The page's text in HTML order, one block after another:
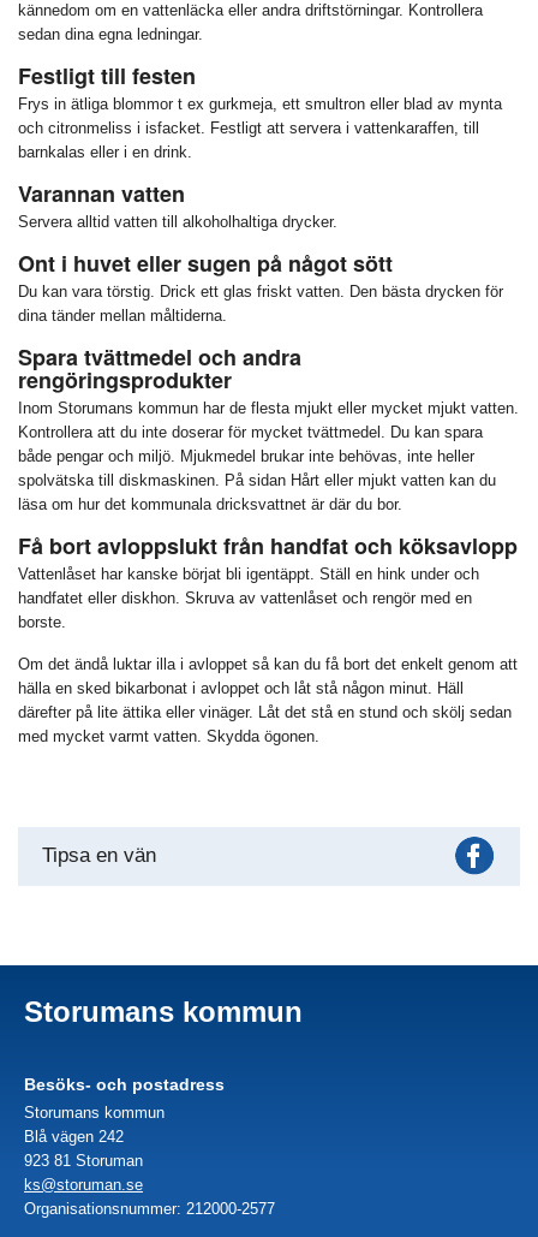
kännedom om en vattenläcka eller andra driftstörningar. Kontrollera
sedan dina egna ledningar.
Festligt till festen
Frys in ätliga blommor t ex gurkmeja, ett smultron eller blad av mynta
och citronmeliss i isfacket. Festligt att servera i vattenkaraffen, till
barnkalas eller i en drink.
Varannan vatten
Servera alltid vatten till alkoholhaltiga drycker.
Ont i huvet eller sugen på något sött
Du kan vara törstig. Drick ett glas friskt vatten. Den bästa drycken för
dina tänder mellan måltiderna.
Spara tvättmedel och andra
rengöringsprodukter
Inom Storumans kommun har de flesta mjukt eller mycket mjukt vatten.
Kontrollera att du inte doserar för mycket tvättmedel. Du kan spara
både pengar och miljö. Mjukmedel brukar inte behövas, inte heller
spolvätska till diskmaskinen. På sidan Hårt eller mjukt vatten kan du
läsa om hur det kommunala dricksvattnet är där du bor.
Få bort avloppslukt från handfat och köksavlopp
Vattenlåset har kanske börjat bli igentäppt. Ställ en hink under och
handfatet eller diskhon. Skruva av vattenlåset och rengör med en
borste.
Om det ändå luktar illa i avloppet så kan du få bort det enkelt genom att
hälla en sked bikarbonat i avloppet och låt stå någon minut. Häll
därefter på lite ättika eller vinäger. Låt det stå en stund och skölj sedan
med mycket varmt vatten. Skydda ögonen.
Tipsa en vän
Storumans kommun
Besöks- och postadress
Storumans kommun
Blå vägen 242
923 81 Storuman
ks@storuman.se
Organisationsnummer: 212000-2577